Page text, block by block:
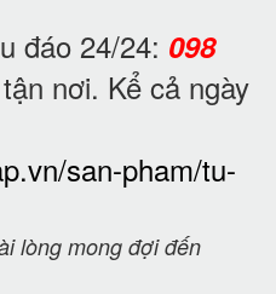
đáo 24/24: 098
nơi. Kể cả ngày
san-pham/tu-
lòng mong đợi đến